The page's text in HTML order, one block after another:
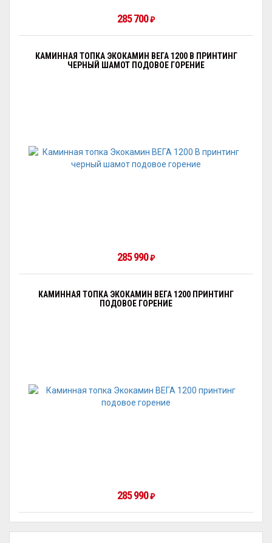
285 700₽
КАМИННАЯ ТОПКА ЭКОКАМИН ВЕГА 1200 B ПРИНТИНГ
ЧЕРНЫЙ ШАМОТ ПОДОВОЕ ГОРЕНИЕ
285 990₽
КАМИННАЯ ТОПКА ЭКОКАМИН ВЕГА 1200 ПРИНТИНГ
ПОДОВОЕ ГОРЕНИЕ
285 990₽